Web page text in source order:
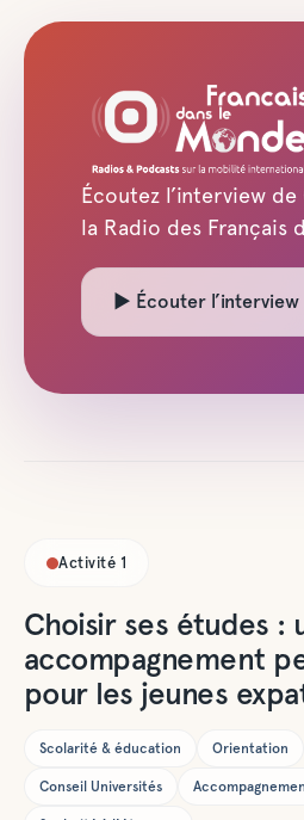
Écoutez l’interview de
la Radio des Français
▶ Écouter l’interview
Activité 1
Choisir ses études :
accompagnement
pour les jeunes
Scolarité & éducation Orientation
Conseil Universités